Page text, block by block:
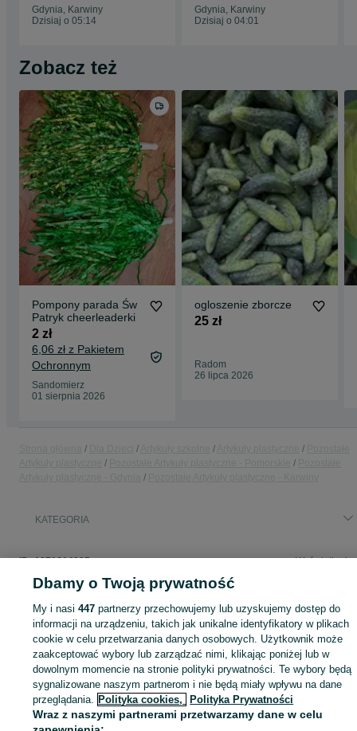
Gdynia, Karwiny
Dzisiaj o 05:14
Gdynia, Karwiny
Dzisiaj o 04:01
Zobacz też
Pompony parada Św
Patryk cheerleaderki
2 zł
6,06 zł z Pakietem
Ochronnym
Sandomierz
01 sierpnia 2026
ogloszenie zborcze
25 zł
Radom
26 lipca 2026
KATEGORIA
ID:1071614005 Wyświetlenia:
Zaloguj się lub załóż konto na OLX, aby skontaktować się z
sprzedającym
Zaloguj się / Załóż konto
Dbamy o Twoją prywatność
My i nasi447 partnerzy przechowujemy lub uzyskujemy dostęp do
informacji na urządzeniu, takich jak unikalne identyfikatory w plikach
cookie w celu przetwarzania danych osobowych. Użytkownik może
zaakceptować wybory lub zarządzać nimi, klikając poniżej lub w
dowolnym momencie na stronie polityki prywatności. Te wybory będą
sygnalizowane naszym partnerom i nie będą miały wpływu na dane
przeglądania. Polityka cookies, Polityka Prywatności
Wraz z naszymi partnerami przetwarzamy dane w celu